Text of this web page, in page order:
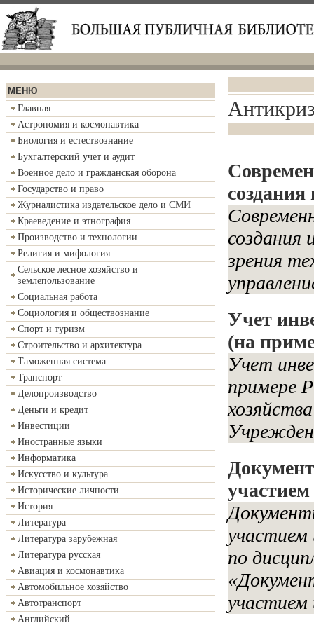
МЕНЮ
Главная
Астрономия и космонавтика
Биология и естествознание
Бухгалтерский учет и аудит
Военное дело и гражданская оборона
Государство и право
Журналистика издательское дело и СМИ
Краеведение и этнография
Производство и технологии
Религия и мифология
Сельское лесное хозяйство и
землепользование
Социальная работа
Социология и обществознание
Спорт и туризм
Строительство и архитектура
Таможенная система
Транспорт
Делопроизводство
Деньги и кредит
Инвестиции
Иностранные языки
Информатика
Искусство и культура
Исторические личности
История
Литература
Литература зарубежная
Литература русская
Авиация и космонавтика
Автомобильное хозяйство
Автотранспорт
Английский
создания
зрения
Учет
(на
Учет
примере
по
участием